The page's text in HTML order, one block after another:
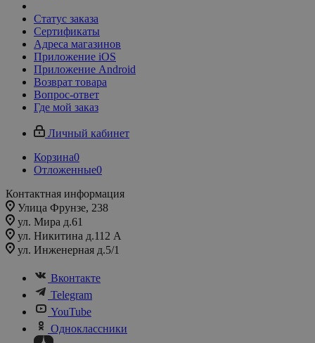
Статус заказа
Сертификаты
Адреса магазинов
Приложение iOS
Приложение Android
Возврат товара
Вопрос-ответ
Где мой заказ
Личный кабинет
Корзина0
Отложенные0
Контактная информация
Улица Фрунзе, 238​
ул. Мира д.61
ул. Никитина д.112 А
ул. Инженерная д.5/1
Вконтакте
Telegram
YouTube
Одноклассники